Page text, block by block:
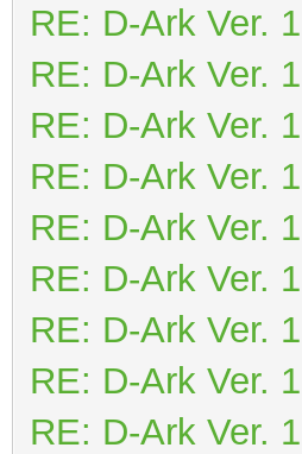
RE: D-Ark Ver.
RE: D-Ark Ver.
RE: D-Ark Ver.
RE: D-Ark Ver.
RE: D-Ark Ver.
RE: D-Ark Ver.
RE: D-Ark Ver.
RE: D-Ark Ver.
RE: D-Ark Ver.